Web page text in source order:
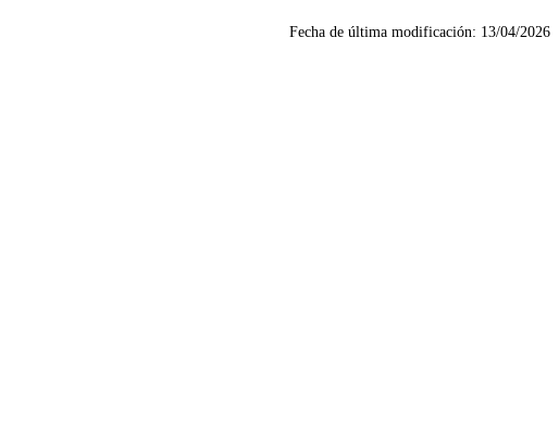
Fecha de última modificación: 13/04/2026